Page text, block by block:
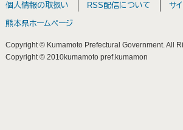
個人情報の取扱い RSS配信について
サ
熊本県ホームページ
Copyright © Kumamoto Prefectural Government. All
Copyright © 2010kumamoto pref.kumamon